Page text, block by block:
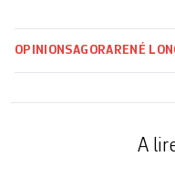
OPINIONSAGORA RENÉ
A